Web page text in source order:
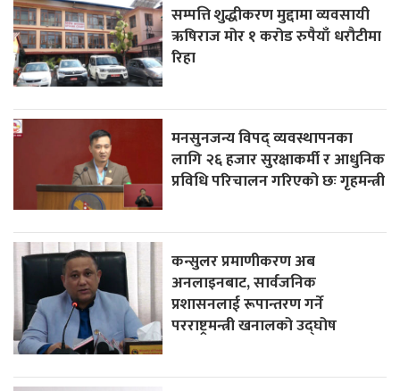
सम्पत्ति शुद्धीकरण मुद्दामा व्यवसायी
ऋषिराज मोर १ करोड रुपैयाँ धरौटीमा
रिहा
मनसुनजन्य विपद् व्यवस्थापनका
लागि २६ हजार सुरक्षाकर्मी र आधुनिक
प्रविधि परिचालन गरिएको छः गृहमन्त्री
कन्सुलर प्रमाणीकरण अब
अनलाइनबाट, सार्वजनिक
प्रशासनलाई रूपान्तरण गर्ने
परराष्ट्रमन्त्री खनालको उद्घोष